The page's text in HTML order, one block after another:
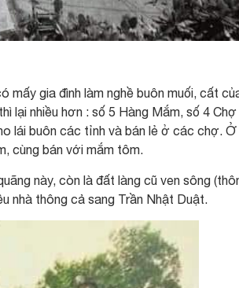
mấy gia đình làm nghề buôn muối, cất
lại nhiều hơn : số 5 Hàng Mắm, số 4 Chợ
lái buôn các tỉnh và bán lẻ ở các chợ.
cùng bán với mắm tôm.
này, còn là đất làng cũ ven sông
nhà thông cả sang Trần Nhật Duật.